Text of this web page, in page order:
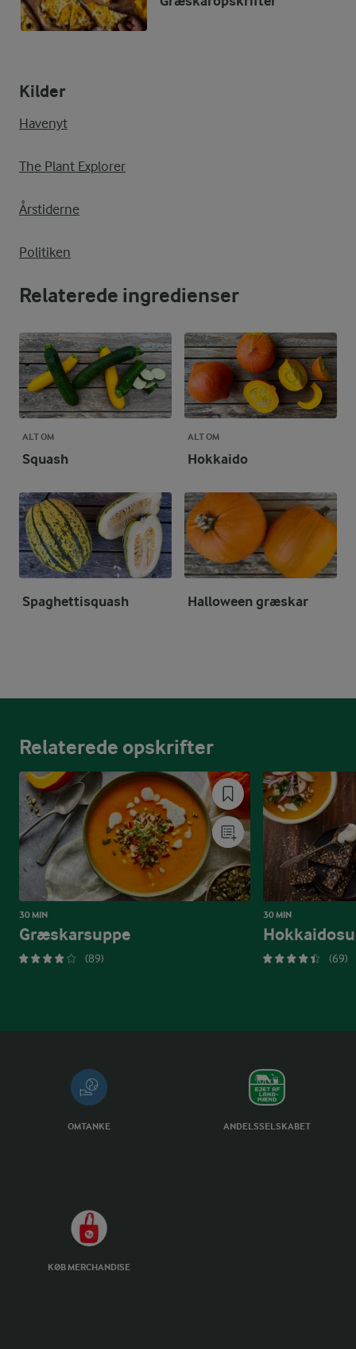
Kilder
Havenyt
The Plant Explorer
Årstiderne
Politiken
Relaterede ingredienser
ALT OM
Squash
ALT OM
Hokkaido
Spaghettisquash Halloween græskar
Relaterede opskrifter
30 MIN
Græskarsuppe
(89)
30 MIN
(69)
OMTANKE ANDELSSELSKABET
KØB MERCHANDISE